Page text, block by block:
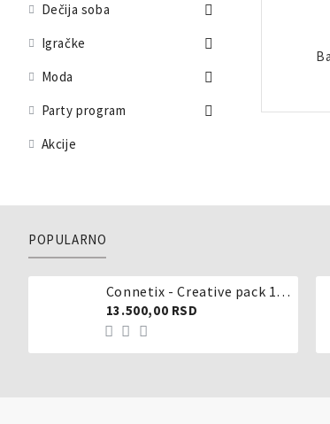
Dečija soba
Igračke
Moda
Party program
Akcije
POPULARNO
Connetix - Creative pack 102 dela
13.500,00 RSD